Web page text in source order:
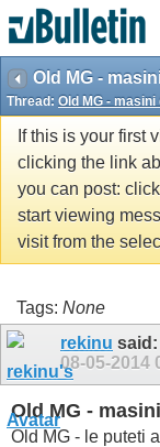
Old MG -
Thread: Old MG -
If this is your first
clicking the link
you can post:
start viewing
visit from the
Tags: None
rekinu said:
08-05-2014
Old MG -
Old MG - le puteti